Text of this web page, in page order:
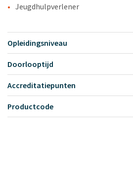
Jeugdhulpverlener
Opleidingsniveau
Doorlooptijd
Accreditatiepunten
Productcode